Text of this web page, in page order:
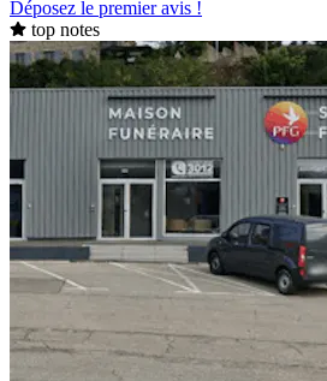
Déposez le premier avis !
top notes